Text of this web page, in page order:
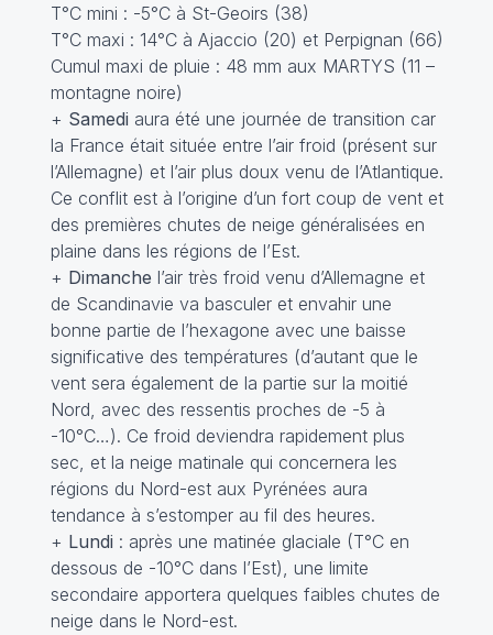
T°C mini : -5°C à St-Geoirs (38)
T°C maxi : 14°C à Ajaccio (20) et Perpignan (66)
Cumul maxi de pluie : 48 mm aux MARTYS (11 –
montagne noire)
+ Samedi aura été une journée de transition car
la France était située entre l’air froid (présent sur
l’Allemagne) et l’air plus doux venu de l’Atlantique.
Ce conflit est à l’origine d’un fort coup de vent et
des premières chutes de neige généralisées en
plaine dans les régions de l’Est.
+ Dimanche l’air très froid venu d’Allemagne et
de Scandinavie va basculer et envahir une
bonne partie de l’hexagone avec une baisse
significative des températures (d’autant que le
vent sera également de la partie sur la moitié
Nord, avec des ressentis proches de -5 à
-10°C…). Ce froid deviendra rapidement plus
sec, et la neige matinale qui concernera les
régions du Nord-est aux Pyrénées aura
tendance à s’estomper au fil des heures.
+ Lundi : après une matinée glaciale (T°C en
dessous de -10°C dans l’Est), une limite
secondaire apportera quelques faibles chutes de
neige dans le Nord-est.